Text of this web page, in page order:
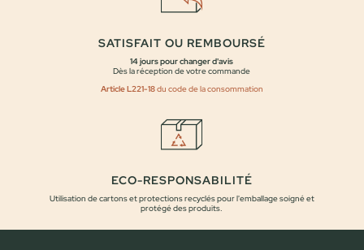
SATISFAIT OU REMBOURSÉ
14 jours pour changer d'avis
Dès la réception de votre commande
Article L221-18du code de la consommation
ECO-RESPONSABILITÉ
Utilisation de cartons et protections recyclés pour l'emballage soigné et
protégé des produits.